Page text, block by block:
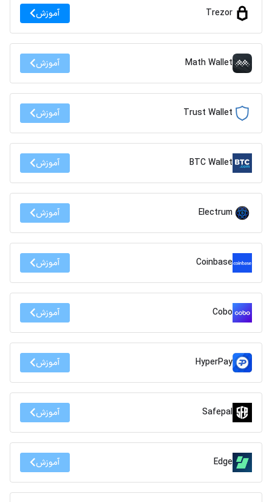
Trezor آموزش
Math Wallet آموزش
Trust Wallet آموزش
BTC Wallet آموزش
Electrum آموزش
Coinbase آموزش
Cobo آموزش
HyperPay آموزش
Safepal آموزش
Edge آموزش